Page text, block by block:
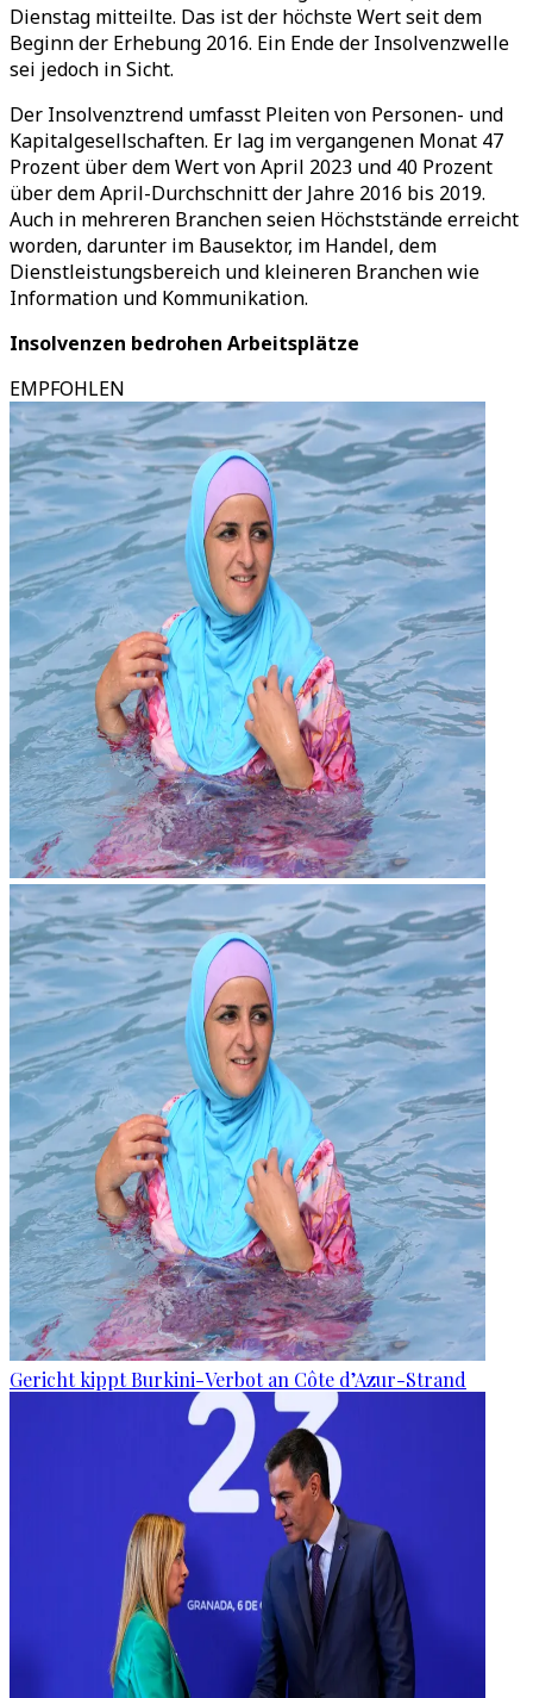
Dienstag mitteilte. Das ist der höchste Wert seit dem
Beginn der Erhebung 2016. Ein Ende der Insolvenzwelle
sei jedoch in Sicht.
Der Insolvenztrend umfasst Pleiten von Personen- und
Kapitalgesellschaften. Er lag im vergangenen Monat 47
Prozent über dem Wert von April 2023 und 40 Prozent
über dem April-Durchschnitt der Jahre 2016 bis 2019.
Auch in mehreren Branchen seien Höchststände erreicht
worden, darunter im Bausektor, im Handel, dem
Dienstleistungsbereich und kleineren Branchen wie
Information und Kommunikation.
Insolvenzen bedrohen Arbeitsplätze
EMPFOHLEN
Gericht kippt Burkini-Verbot an Côte d’Azur-Strand